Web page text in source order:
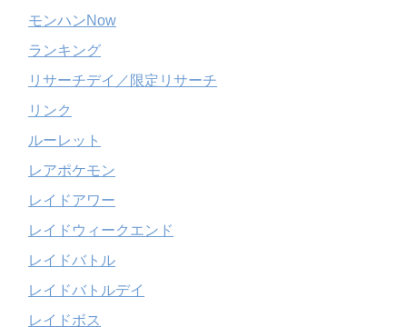
モンハンNow
ランキング
リサーチデイ／限定リサーチ
リンク
ルーレット
レアポケモン
レイドアワー
レイドウィークエンド
レイドバトル
レイドバトルデイ
レイドボス